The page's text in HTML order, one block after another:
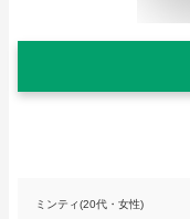
ミンティ(20代・女性)